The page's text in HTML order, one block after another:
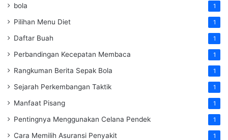
bola 1
Pilihan Menu Diet 1
Daftar Buah 1
Perbandingan Kecepatan Membaca 1
Rangkuman Berita Sepak Bola 1
Sejarah Perkembangan Taktik 1
Manfaat Pisang 1
Pentingnya Menggunakan Celana Pendek 1
Cara Memilih Asuransi Penyakit 1